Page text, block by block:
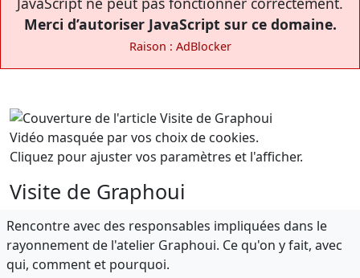
Merci d’autoriser JavaScript sur ce domaine.
Raison : AdBlocker
Vidéo masquée par vos choix de cookies.
Cliquez pour ajuster vos paramètres et l'afficher.
Visite de Graphoui
Rencontre avec des responsables impliquées dans le
rayonnement de l'atelier Graphoui. Ce qu'on y fait, avec
qui, comment et pourquoi.